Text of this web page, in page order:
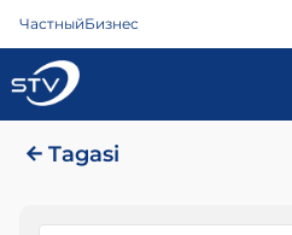
ЧастныйБизнес
688 0808
Tagasi